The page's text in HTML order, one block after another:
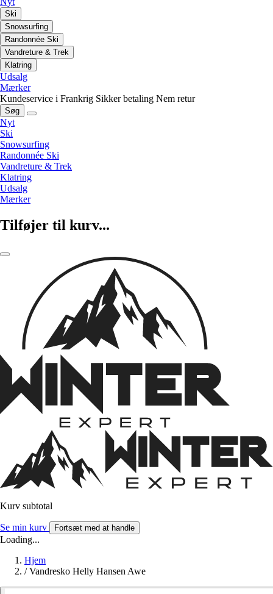
Ski
Snowsurfing
Randonnée Ski
Vandreture & Trek
Klatring
Udsalg
Mærker
Kundeservice i Frankrig Sikker betaling Nem retur
Søg
Nyt
Ski
Snowsurfing
Randonnée Ski
Vandreture & Trek
Klatring
Udsalg
Mærker
Tilføjer til kurv...
Kurv subtotal
Se min kurv Fortsæt med at handle
Loading...
Hjem
/ Vandresko Helly Hansen Awe